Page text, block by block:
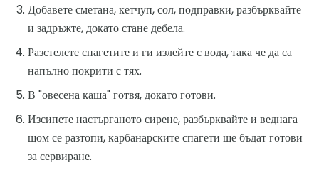
Добавете сметана, кетчуп, сол, подправки, разбърквайте
и задръжте, докато стане дебела.
Разстелете спагетите и ги излейте с вода, така че да са
напълно покрити с тях.
В "овесена каша" готвя, докато готови.
Изсипете настърганото сирене, разбърквайте и веднага
щом се разтопи, карбанарските спагети ще бъдат готови
за сервиране.